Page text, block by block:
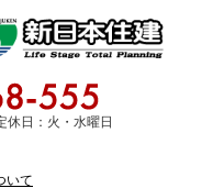
日：火・水曜日
いて